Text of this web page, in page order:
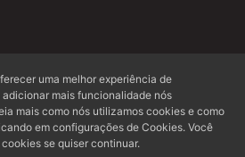
uma melhor experiência de
mais funcionalidade nós
mais como nós utilizamos cookies e como
em configurações de Cookies. Você
se quiser continuar.